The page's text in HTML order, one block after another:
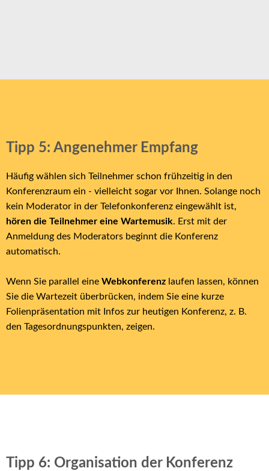
Tipp 5: Angenehmer Empfang
Häufig wählen sich Teilnehmer schon frühzeitig in den
Konferenzraum ein - vielleicht sogar vor Ihnen. Solange noch
kein Moderator in der Telefonkonferenz eingewählt ist,
hören die Teilnehmer eine Wartemusik. Erst mit der
Anmeldung des Moderators beginnt die Konferenz
automatisch.
Wenn Sie parallel eine Webkonferenz laufen lassen, können
Sie die Wartezeit überbrücken, indem Sie eine kurze
Folienpräsentation mit Infos zur heutigen Konferenz, z. B.
den Tagesordnungspunkten, zeigen.
Tipp 6: Organisation der Konferenz